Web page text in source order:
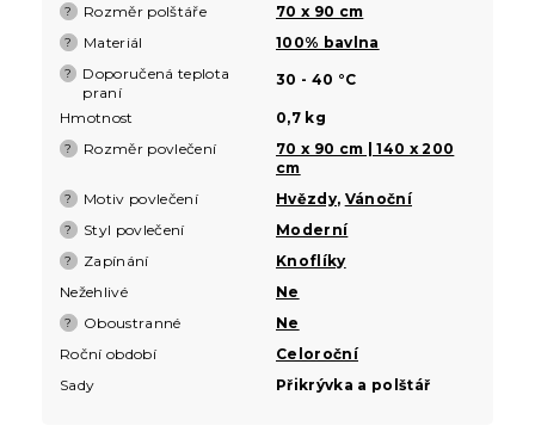
? Rozměr polštáře 70 x 90 cm
? Materiál 100% bavlna
?
Doporučená teplota
praní
30 - 40 °C
Hmotnost 0,7 kg
? Rozměr povlečení
70 x 90 cm | 140 x 200
cm
? Motiv povlečení Hvězdy, Vánoční
? Styl povlečení Moderní
? Zapínání
Knoflíky
Nežehlivé
Ne
? Oboustranné
Ne
Roční období
Celoroční
Sady
Přikrývka a polštář